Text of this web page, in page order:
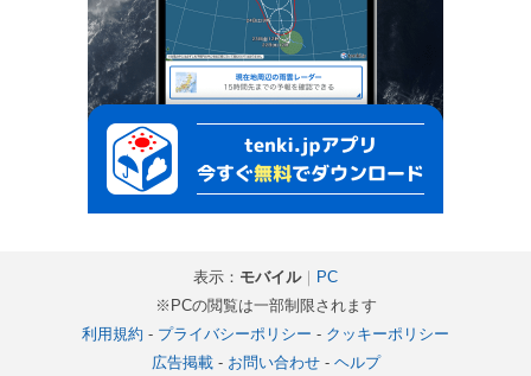
表示： モバイル｜ PC
※PCの閲覧は一部制限されます
利用規約 - プライバシーポリシー - クッキーポリシー
広告掲載- お問い合わせ- ヘルプ